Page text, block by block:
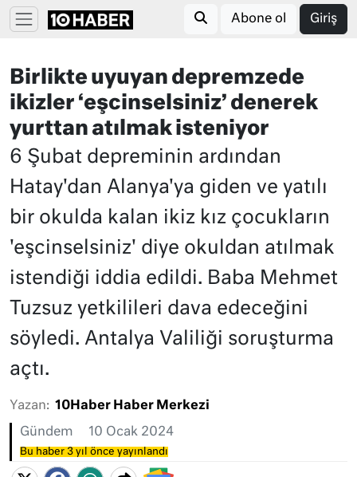
Abone ol Giriş
Birlikte uyuyan depremzede
ikizler ‘eşcinselsiniz’ denerek
yurttan atılmak isteniyor
6 Şubat depreminin ardından
Hatay'dan Alanya'ya giden ve yatılı
bir okulda kalan ikiz kız çocukların
'eşcinselsiniz' diye okuldan atılmak
istendiği iddia edildi. Baba Mehmet
Tuzsuz yetkilileri dava edeceğini
söyledi. Antalya Valiliği soruşturma
açtı.
Yazan: 10Haber Haber Merkezi
Gündem 10 Ocak 2024
Bu haber 3 yıl önce yayınlandı